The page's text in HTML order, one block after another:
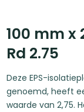
100 mm x
Rd 2.75
Deze EPS-
genoemd, heeft
waarde van 2,75.